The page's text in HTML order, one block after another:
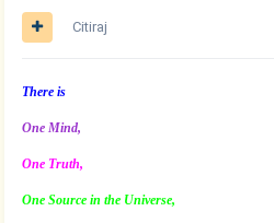
Citiraj
There is
One Mind,
One Truth,
One Source in the Universe,